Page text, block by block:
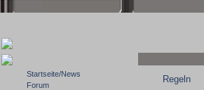
Startseite/News
Forum
Regeln